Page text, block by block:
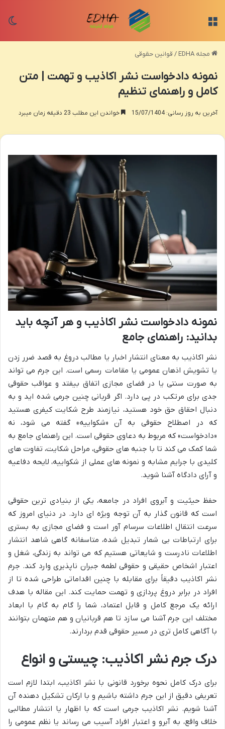
مجله EDHA / قوانین حقوقی
نمونه دادخواست نشر اکاذیب و تهمت | متن
کامل و راهنمای تنظیم
آخرین به روز رسانی: 15/07/1404 خواندن این مطلب 23 دقیقه زمان میبرد
نمونه دادخواست نشر اکاذیب و هر آنچه باید
بدانید: راهنمای جامع
نشر اکاذیب به معنای انتشار اخبار یا مطالب دروغ به قصد ضرر زدن
یا تشویش اذهان عمومی یا مقامات رسمی است. این جرم می تواند
به صورت سنتی یا در فضای مجازی اتفاق بیفتد و عواقب حقوقی
جدی برای مرتکب در پی دارد. اگر قربانی چنین جرمی شده اید و به
دنبال احقاق حق خود هستید، نیازمند طرح شکایت کیفری هستید
که در اصطلاح حقوقی به آن «شکواییه» گفته می شود، نه
«دادخواست» که مربوط به دعاوی حقوقی است. این راهنمای جامع به
شما کمک می کند تا با جنبه های حقوقی، مراحل شکایت، تفاوت های
کلیدی با جرایم مشابه و نمونه های عملی از شکواییه، لایحه دفاعیه
و آرای دادگاه آشنا شوید.
حفظ حیثیت و آبروی افراد در جامعه، یکی از بنیادی ترین حقوقی
است که قانون گذار به آن توجه ویژه ای دارد. در دنیای امروز که
سرعت انتقال اطلاعات سرسام آور است و فضای مجازی به بستری
برای ارتباطات بی شمار تبدیل شده، متاسفانه گاهی شاهد انتشار
اطلاعات نادرست و شایعاتی هستیم که می تواند به زندگی، شغل و
اعتبار اشخاص حقیقی و حقوقی لطمه جبران ناپذیری وارد کند. جرم
نشر اکاذیب دقیقاً برای مقابله با چنین اقداماتی طراحی شده تا از
افراد در برابر دروغ پردازی و تهمت حمایت کند. این مقاله با هدف
ارائه یک مرجع کامل و قابل اعتماد، شما را گام به گام با ابعاد
مختلف این جرم آشنا می سازد تا هم قربانیان و هم متهمان بتوانند
با آگاهی کامل تری در مسیر حقوقی قدم بردارند.
درک جرم نشر اکاذیب: چیستی و انواع
برای درک کامل نحوه برخورد قانونی با نشر اکاذیب، ابتدا لازم است
تعریفی دقیق از این جرم داشته باشیم و با ارکان تشکیل دهنده آن
آشنا شویم. نشر اکاذیب جرمی است که با اظهار یا انتشار مطالبی
خلاف واقع، به آبرو و اعتبار افراد آسیب می رساند یا نظم عمومی را